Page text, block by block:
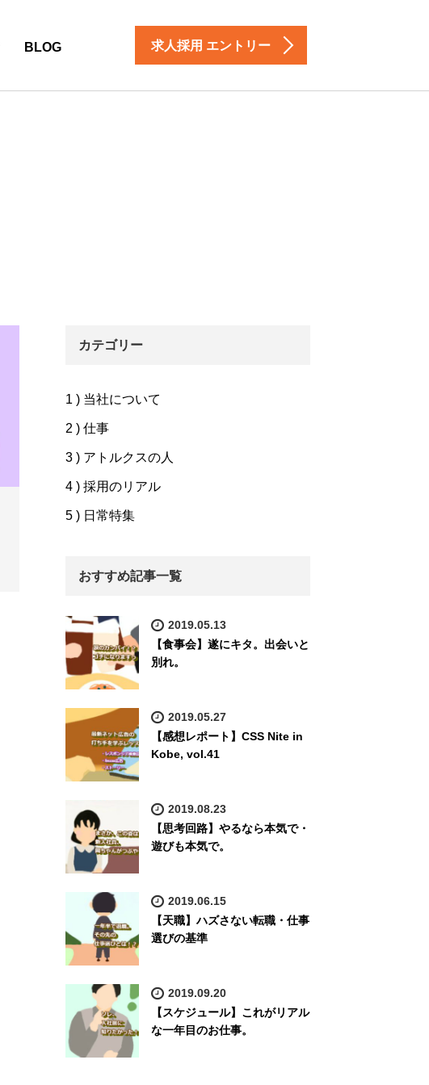
BLOG 求人採用 エントリー
カテゴリー
1 ) 当社について
2 ) 仕事
3 ) アトルクスの人
4 ) 採用のリアル
5 ) 日常特集
おすすめ記事一覧
2019.05.13
【食事会】遂にキタ。出会いと
別れ。
2019.05.27
【感想レポート】CSS Nite in
Kobe, vol.41
2019.08.23
【思考回路】やるなら本気で・
遊びも本気で。
2019.06.15
【天職】ハズさない転職・仕事
選びの基準
2019.09.20
【スケジュール】これがリアル
な一年目のお仕事。